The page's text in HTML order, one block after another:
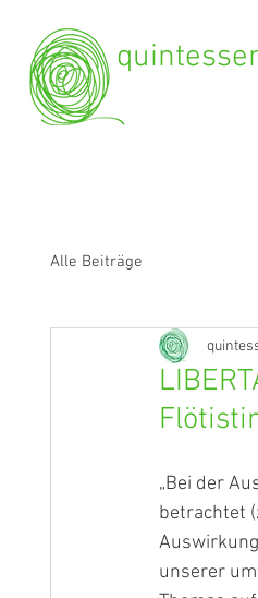
Alle Beiträge
„Bei der
betrachtet
unserer